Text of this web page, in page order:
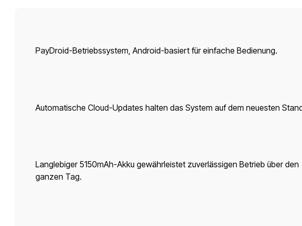
PayDroid-Betriebssystem, Android-basiert für einfache Bedienung.
Automatische Cloud-Updates halten das System auf dem neuesten
Langlebiger 5150mAh-Akku gewährleistet zuverlässigen Betrieb über den
ganzen Tag.